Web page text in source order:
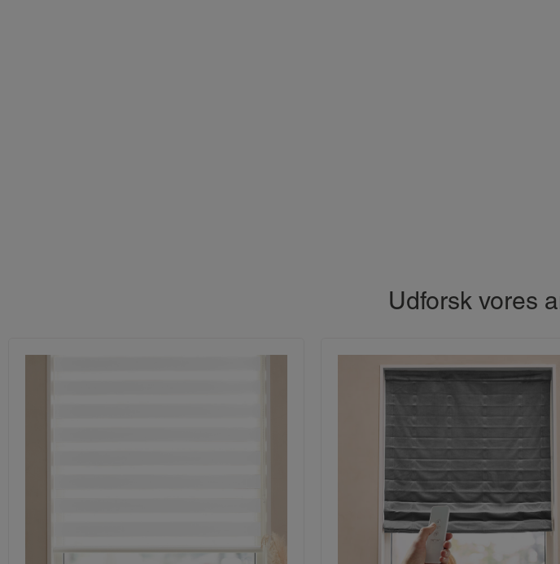
Udforsk vores